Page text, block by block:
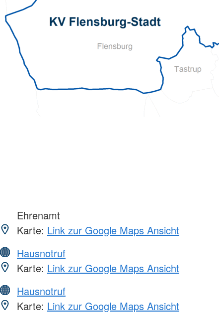
Ehrenamt
Karte: Link zur Google Maps Ansicht
Hausnotruf
Karte: Link zur Google Maps Ansicht
Hausnotruf
Karte: Link zur Google Maps Ansicht